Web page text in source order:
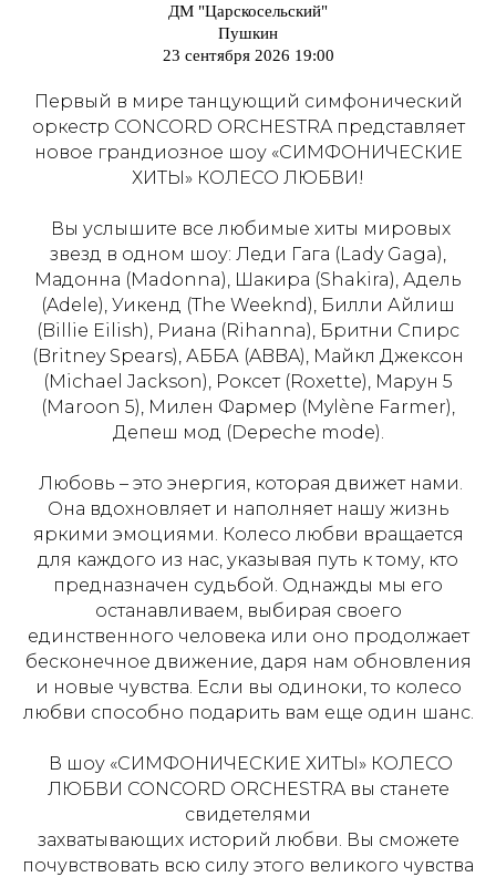
ДМ "Царскосельский"
Пушкин
23 сентября 2026 19:00
Первый в мире танцующий симфонический
оркестр CONCORD ORCHESTRA представляет
новое грандиозное шоу «СИМФОНИЧЕСКИЕ
ХИТЫ» КОЛЕСО ЛЮБВИ!
Вы услышите все любимые хиты мировых
звезд в одном шоу: Леди Гага (Lady Gaga),
Мадонна (Madonna), Шакира (Shakira), Адель
(Adele), Уикенд (The Weeknd), Билли Айлиш
(Billie Eilish), Риана (Rihanna), Бритни Спирс
(Britney Spears), АББА (ABBA), Майкл Джексон
(Michael Jackson), Роксет (Roxette), Марун 5
(Maroon 5), Милен Фармер (Mylène Farmer),
Депеш мод (Depeche mode).
Любовь – это энергия, которая движет нами.
Она вдохновляет и наполняет нашу жизнь
яркими эмоциями. Колесо любви вращается
для каждого из нас, указывая путь к тому, кто
предназначен судьбой. Однажды мы его
останавливаем, выбирая своего
единственного человека или оно продолжает
бесконечное движение, даря нам обновления
и новые чувства. Если вы одиноки, то колесо
любви способно подарить вам еще один шанс.
В шоу «СИМФОНИЧЕСКИЕ ХИТЫ» КОЛЕСО
ЛЮБВИ CONCORD ORCHESTRA вы станете
свидетелями
захватывающих историй любви. Вы сможете
почувствовать всю силу этого великого чувства